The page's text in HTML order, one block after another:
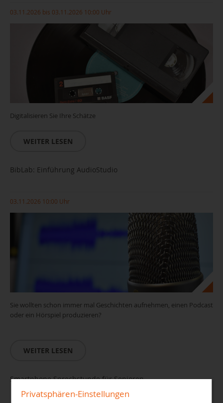
03.11.2026 bis 03.11.2026 10:00 Uhr
Digitalisieren Sie Ihre Schätze
WEITER LESEN
BibLab: Einführung AudioStudio
03.11.2026 10:00 Uhr
Sie wollten schon immer mal Geschichten aufnehmen, einen Podcast
oder ein Hörspiel produzieren?
WEITER LESEN
Smartphone Sprechstunde für Senioren
Privatsphären-Einstellungen